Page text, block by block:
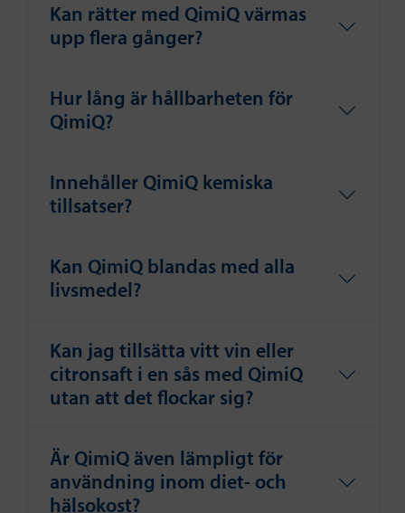
Kan rätter med QimiQ värmas
upp flera gånger?
Hur lång är hållbarheten för
QimiQ?
Innehåller QimiQ kemiska
tillsatser?
Kan QimiQ blandas med alla
livsmedel?
Kan jag tillsätta vitt vin eller
citronsaft i en sås med QimiQ
utan att det flockar sig?
Är QimiQ även lämpligt för
användning inom diet- och
hälsokost?